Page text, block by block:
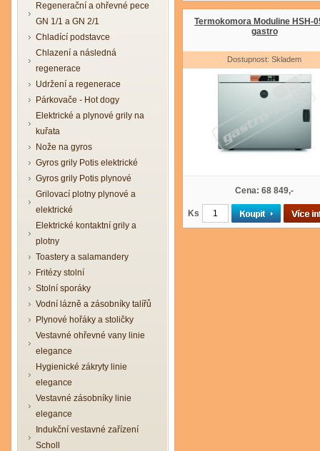
Regenerační a ohřevné pece
GN 1/1 a GN 2/1
Chladící podstavce
Chlazení a následná
regenerace
Udržení a regenerace
Párkovače - Hot dogy
Elektrické a plynové grily na
kuřata
Nože na gyros
Gyros grily Potis elektrické
Gyros grily Potis plynové
Grilovací plotny plynové a
elektrické
Elektrické kontaktní grily a
plotny
Toastery a salamandery
Fritézy stolní
Stolní sporáky
Vodní lázně a zásobníky talířů
Plynové hořáky a stoličky
Vestavné ohřevné vany linie
elegance
Hygienické zákryty linie
elegance
Vestavné zásobníky linie
elegance
Indukční vestavné zařízení
Scholl
Termokomora Moduline HSH-
gastro
Dostupnost: Skladem
Cena: 68 849,-
Ks